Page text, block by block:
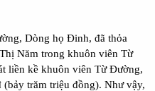
Dòng họ Đinh, đã thỏa
Năm trong khuôn viên Từ
liền kề khuôn viên Từ Đường,
trăm triệu đồng). Như vậy,